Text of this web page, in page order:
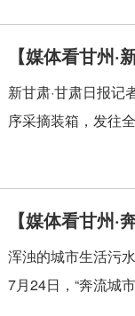
【媒体看甘州
新甘肃·甘肃日报
序采摘装箱，发往
【媒体看甘州
身手
浑浊的城市生活污
7月24日，“奔流城